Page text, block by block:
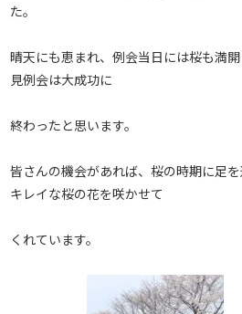
た。
晴天にも恵まれ、例会当日には桜も満
見例会は大成功に
終わったと思います。
皆さんの機会があれば、桜の時期に足
キレイな桜の花を咲かせて
くれています。